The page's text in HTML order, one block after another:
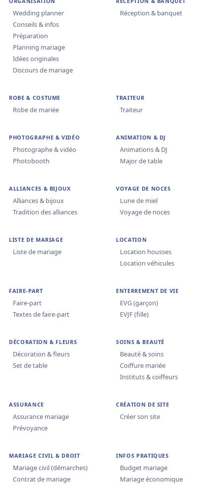
Wedding planner
Conseils & infos
Préparation
Planning mariage
Idées originales
Discours de mariage
Réception & banquet
ROBE & COSTUME
Robe de mariée
TRAITEUR
Traiteur
PHOTOGRAPHE & VIDÉO
Photographe & vidéo
Photobooth
ANIMATION & DJ
Animations & DJ
Major de table
ALLIANCES & BIJOUX
Alliances & bijoux
Tradition des alliances
VOYAGE DE NOCES
Lune de miel
Voyage de noces
LISTE DE MARIAGE
Liste de mariage
LOCATION
Location housses
Location véhicules
FAIRE-PART
Faire-part
Textes de faire-part
ENTERREMENT DE VIE
EVG (garçon)
EVJF (fille)
DÉCORATION & FLEURS
Décoration & fleurs
Set de table
SOINS & BEAUTÉ
Beauté & soins
Coiffure mariée
Instituts & coiffeurs
ASSURANCE
Assurance mariage
Prévoyance
CRÉATION DE SITE
Créer son site
MARIAGE CIVIL & DROIT
Mariage civil (démarches)
Contrat de mariage
INFOS PRATIQUES
Budget mariage
Mariage économique